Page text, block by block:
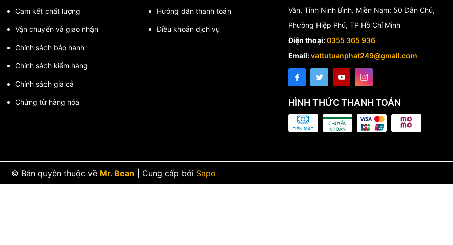
Cam kết chất lượng
Vận chuyển và giao nhận
Chính sách bảo hành
Chính sách kiểm hàng
Chính sách giá cả
Chứng từ hàng hóa
Hướng dẫn thanh toán
Điều khoản dịch vụ
Văn, Tỉnh Ninh Bình. Miền Nam: 50 Dân Chủ,
Phường Hiệp Phú, TP Hồ Chí Minh
Điện thoại:0355 365 936
Email:vattutuanphat249@gmail.com
HÌNH THỨC THANH TOÁN
© Bản quyền thuộc về Mr. Bean Cung cấp bởi Sapo